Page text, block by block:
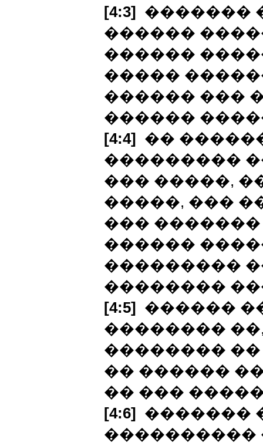
[4:3] �������
������
������
�����
������ ���
������
[4:4] ��
���������
��� �����,
�����, ���
��� �������
������
���������
��������
[4:5] ������
��������
��������
�� ������
�� ���
[4:6] �������
����������